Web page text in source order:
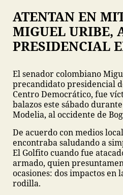
ATENTAN EN
MIGUEL URIBE,
PRESIDENCIAL
El senador colombiano
precandidato presidencial
Centro Democrático, fue
balazos este sábado
Modelia, al occidente de
De acuerdo con medios
encontraba saludando a
El Golfito cuando fue
armado, quien
ocasiones: dos impactos en
rodilla.